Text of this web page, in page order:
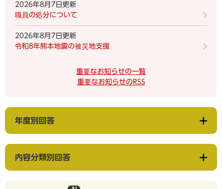
2026年8月7日更新
職員の処分について
2026年8月7日更新
令和8年熊本地震の被災地支援
重要なお知らせの一覧
重要なお知らせのRSS
年度別回答
内容分類別回答